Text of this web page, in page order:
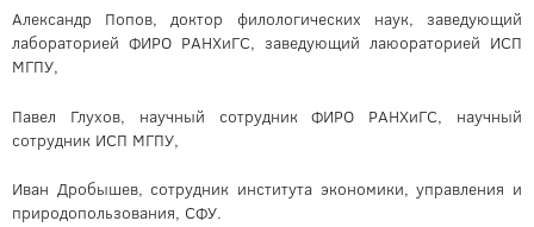
Александр Попов, доктор филологических наук, заведующий
лабораторией ФИРО РАНХиГС, заведующий лаюораторией ИСП
МГПУ,
Павел Глухов, научный сотрудник ФИРО РАНХиГС, научный
сотрудник ИСП МГПУ,
Иван Дробышев, сотрудник института экономики, управления и
природопользования, СФУ.